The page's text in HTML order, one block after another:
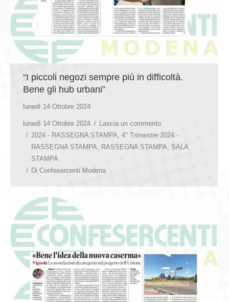
“I piccoli negozi sempre più in difficoltà.
Bene gli hub urbani”
lunedì 14 Ottobre 2024
lunedì 14 Ottobre 2024
Lascia un commento
2024 - RASSEGNA STAMPA, 4° Trimestre 2024 -
RASSEGNA STAMPA, RASSEGNA STAMPA, SALA
STAMPA
Di Confesercenti Modena